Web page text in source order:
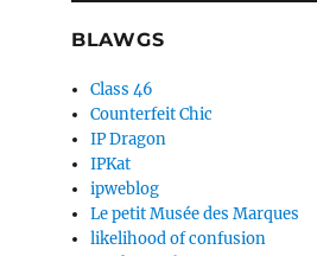
BLAWGS
Class 46
Counterfeit Chic
IP Dragon
IPKat
ipweblog
Le petit Musée des Marques
likelihood of confusion